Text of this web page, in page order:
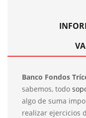
Banco Fondos
sabemos, todo
algo de suma
realizar ejercicios